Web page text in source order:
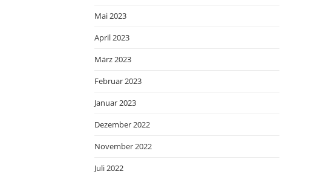
Mai 2023
April 2023
März 2023
Februar 2023
Januar 2023
Dezember 2022
November 2022
Juli 2022